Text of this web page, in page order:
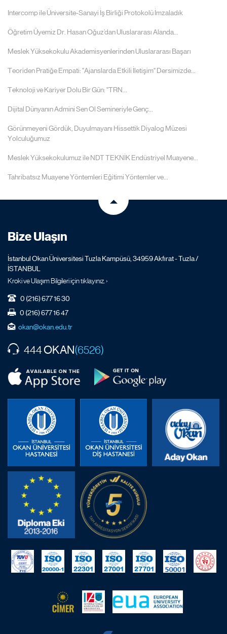
Intercomp ile Üniversite-Sanayi İş Birliği Protokolü İmzaladık
Öğretim Üyemiz Dr. Hasan Oğuz’dan Uluslararası Alanda...
Meslek Yüksekokulu Akademisyenlerinden Uluslararası Başarı
Teoriden Pratiğe Empati: "Ajanslarda Etkili İletişim" Dersimizde...
Teknoloji ve Kariyer Dolu Bir Gün: "TRN...
Dijital Dünyanın Admini Sen Ol Semineriyle Genç...
Görünmeyeni Gördük, Duyulmayanı Hissettik Diyalog Müzesi
Yolculuğumuz
Meslek Yüksekokulumuz ile NDT TEKNİK Endüstriyel Muayene...
Tahribatsız Muayene Yöntemleri Eğitimi Yöntemler ve...
Bize Ulaşın
İstanbul Okan Üniversitesi Tuzla Kampüsü, 34959 Akfırat - Tuzla /
İSTANBUL
Kroki ve Ulaşım Bilgileri için tıklayınız. ›
0 (216) 677 16 30
0 (216) 677 16 47
okan@okan.edu.tr
444OKAN(6526)